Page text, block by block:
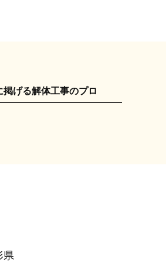
掲げる解体工事のプロ
県